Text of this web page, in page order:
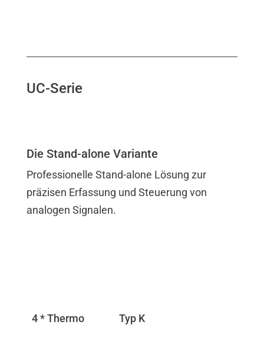
UC-Serie
Die Stand-alone Variante
Professionelle Stand-alone Lösung zur
präzisen Erfassung und Steuerung von
analogen Signalen.
4 * Thermo Typ K